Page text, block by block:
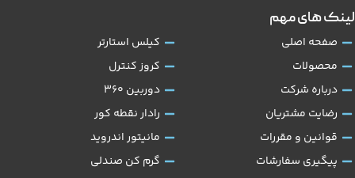
لینک های مهم
صفحه اصلی
محصولات
درباره شرکت
رضایت مشتریان
قوانین و مقررات
پیگیری سفارشات
کیلس استارتر
کروز کنترل
دوربین 360
رادار نقطه کور
مانیتور اندروید
گرم کن صندلی